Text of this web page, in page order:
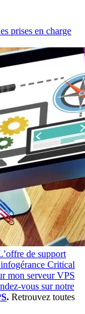
prises en charge
de support
Critical
mon serveur VPS
vous sur notre
. Retrouvez toutes